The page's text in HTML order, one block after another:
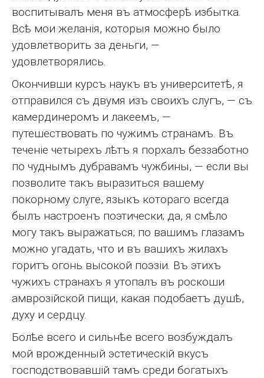
воспитывалъ меня въ атмосферѣ избытка.
Всѣ мои желанія, которыя можно было
удовлетворить за деньги, —
удовлетворялись.
Окончивши курсъ наукъ въ университетѣ, я
отправился съ двумя изъ своихъ слугъ, — съ
камердинеромъ и лакеемъ, —
путешествовать по чужимъ странамъ. Въ
теченіе четырехъ лѣтъ я порхалъ беззаботно
по чуднымъ дубравамъ чужбины, — если вы
позволите такъ выразиться вашему
покорному слуге, языкъ котораго всегда
былъ настроенъ поэтически; да, я смѣло
могу такъ выражаться; по вашимъ глазамъ
можно угадать, что и въ вашихъ жилахъ
горитъ огонь высокой поэзіи. Въ этихъ
чужихъ странахъ я утопалъ въ роскоши
амврозійской пищи, какая подобаетъ душѣ,
духу и сердцу.
Болѣе всего и сильнѣе всего возбуждалъ
мой врожденный эстетическій вкусъ
господствовавшій тамъ среди богатыхъ